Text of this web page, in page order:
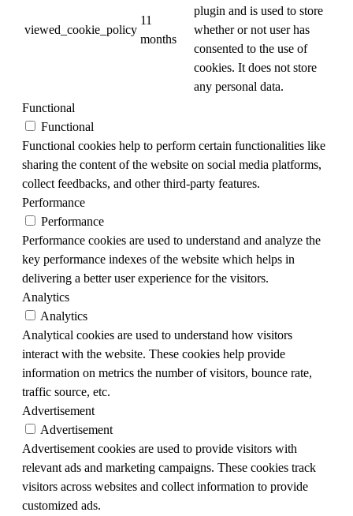
viewed_cookie_policy
11
months
plugin and is used to store
whether or not user has
consented to the use of
cookies. It does not store
any personal data.
Functional
Functional
Functional cookies help to perform certain functionalities like
sharing the content of the website on social media platforms,
collect feedbacks, and other third-party features.
Performance
Performance
Performance cookies are used to understand and analyze the
key performance indexes of the website which helps in
delivering a better user experience for the visitors.
Analytics
Analytics
Analytical cookies are used to understand how visitors
interact with the website. These cookies help provide
information on metrics the number of visitors, bounce rate,
traffic source, etc.
Advertisement
Advertisement
Advertisement cookies are used to provide visitors with
relevant ads and marketing campaigns. These cookies track
visitors across websites and collect information to provide
customized ads.